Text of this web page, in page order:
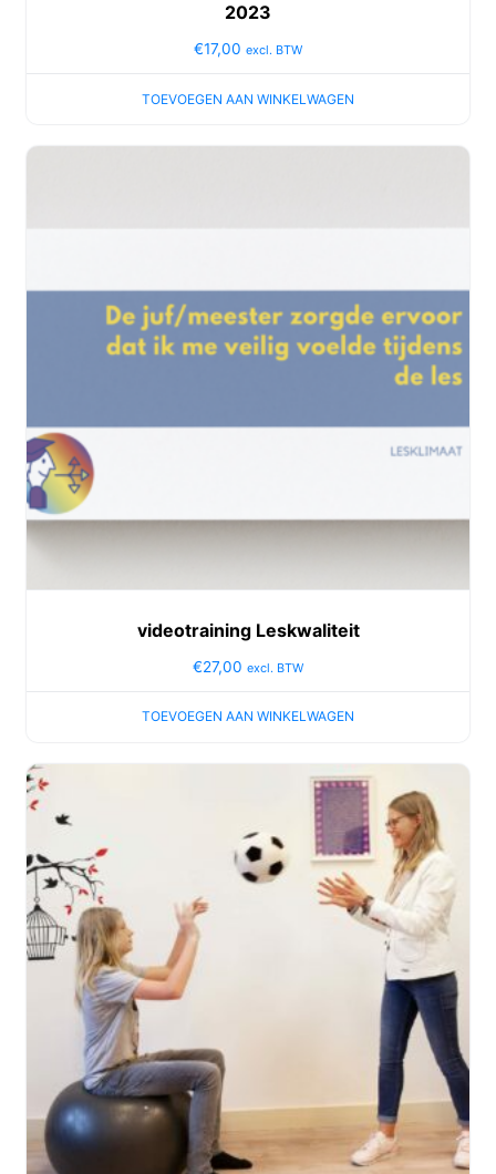
2023
€17,00 excl. BTW
TOEVOEGEN AAN WINKELWAGEN
videotraining Leskwaliteit
€27,00 excl. BTW
TOEVOEGEN AAN WINKELWAGEN